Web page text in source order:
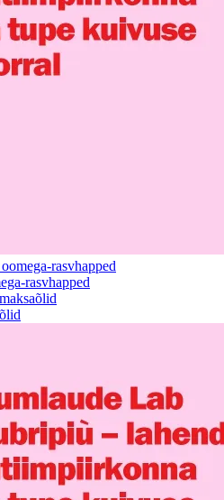
rasvhapped
rasvhapped